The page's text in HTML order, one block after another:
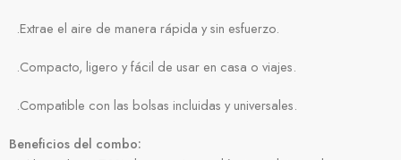
.Extrae el aire de manera rápida y sin esfuerzo.
.Compacto, ligero y fácil de usar en casa o viajes.
.Compatible con las bolsas incluidas y universales.
Beneficios del combo: